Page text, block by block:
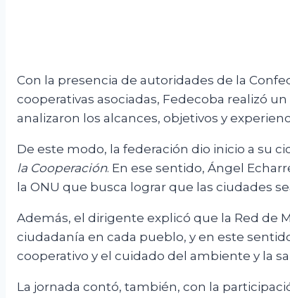
Con la presencia de autoridades de la
cooperativas asociadas, Fedecoba realizó
analizaron los alcances, objetivos y
De este modo, la federación dio inicio a su
la Cooperación. En ese sentido, Ángel
la ONU que busca lograr que las ciudades
Además, el dirigente explicó que la Red de
ciudadanía en cada pueblo, y en este
cooperativo y el cuidado del ambiente y la
La jornada contó, también, con la